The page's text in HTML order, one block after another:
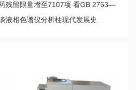
残留限量增至7107项 看GB 2763—
液相色谱仪分析柱现代发展史